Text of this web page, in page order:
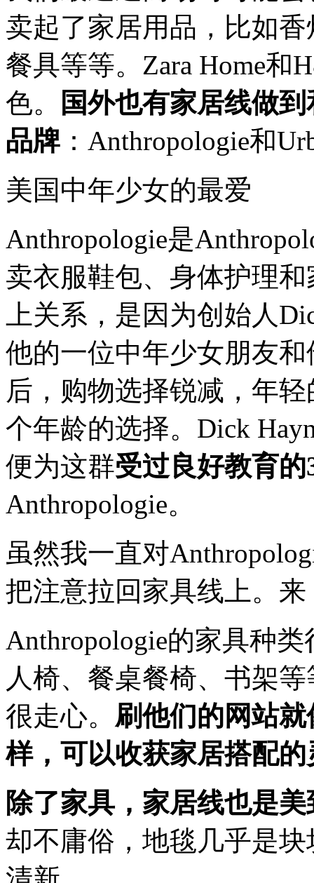
卖起了家居用品，比如
餐具等等。Zara Home
色。
国外也有家居线做
品牌 ：Anthropologie和
美国中年少女的最爱
Anthropologie是
卖衣服鞋包、身体护理
上关系，是因为创始人
他的一位中年少女朋友
后，购物选择锐减，年
个年龄的选择。Dick
便为这群受过良好教育的
Anthropologie。
虽然我一直对
把注意拉回家具线上。
Anthropologie的家具种
人椅、餐桌餐椅、书架
很走心。 刷他们的网站
样，可以收获家居搭配的
除了家具，家居线也是
却不庸俗，地毯几乎是